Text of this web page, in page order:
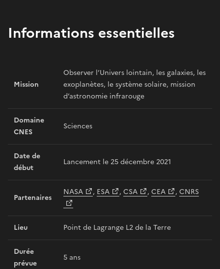
Informations essentielles
Mission
Observer l’Univers lointain, les galaxies, les
exoplanètes, le système solaire, mission
d’astronomie infrarouge
Domaine
CNES
Sciences
Date de
début
Lancement le 25 décembre 2021
Partenaires
NASA , ESA , CSA , CEA , CNRS
Lieu Point de Lagrange L2 de la Terre
Durée
prévue
5 ans